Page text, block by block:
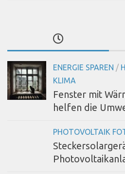
ENERGIE SPAREN /
KLIMA
Fenster mit
helfen die
PHOTOVOLTAIK